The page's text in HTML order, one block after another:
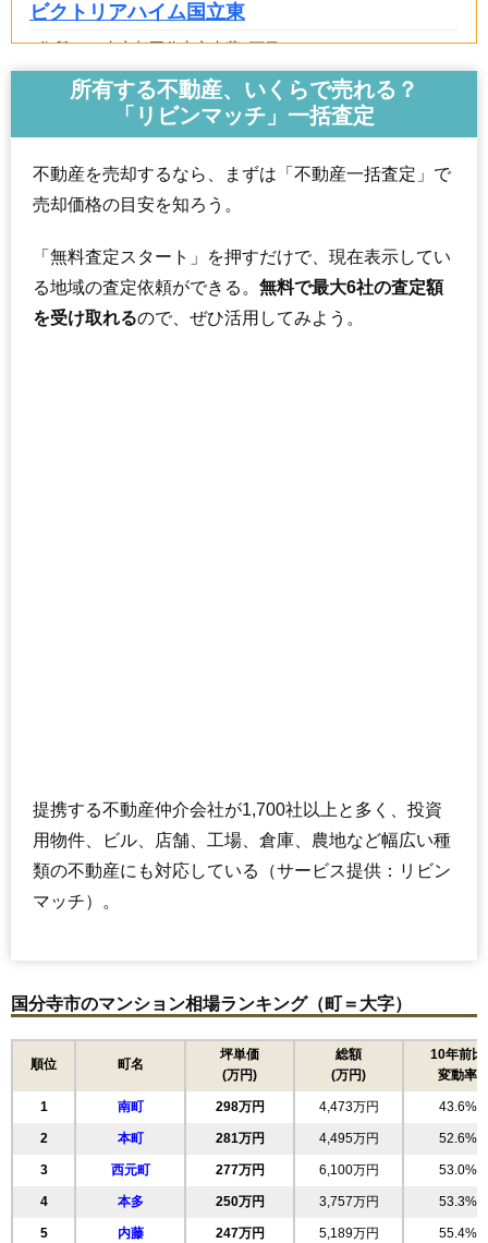
ビクトリアハイム国立東
住所 東京都国分寺市内藤1丁目
西国分寺駅（14分）、国立駅（15分）、谷保駅
（28分）
3,590万円～3,890万円
(53.6万円/㎡~58.1万円/㎡)
マンションナビで
所有する不動産、いくらで売れる？
「リビンマッチ」一括査定
不動産を売却するなら、まずは「不動産一括査定」で
売却価格の目安を知ろう。
「無料査定スタート」を押すだけで、現在表示してい
る地域の査定依頼ができる。 無料で最大6社の査定額
を受け取れるので、ぜひ活用してみよう。
提携する不動産仲介会社が1,700社以上と多く、投資
用物件、ビル、店舗、工場、倉庫、農地など幅広い種
類の不動産にも対応している（サービス提供：リビン
マッチ）。
国分寺市のマンション相場ランキング（町＝大字）
順位 町名
坪単価
(万円)
総額
(万円)
10年前比
変動率
1 南町 298万円 4,473万円 43.6%
2 本町 281万円 4,495万円 52.6%
3 西元町 277万円 6,100万円 53.0%
4 本多 250万円 3,757万円 53.3%
5 内藤 247万円 5,189万円 55.4%